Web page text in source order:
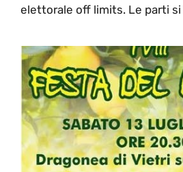
elettorale off limits. Le parti si